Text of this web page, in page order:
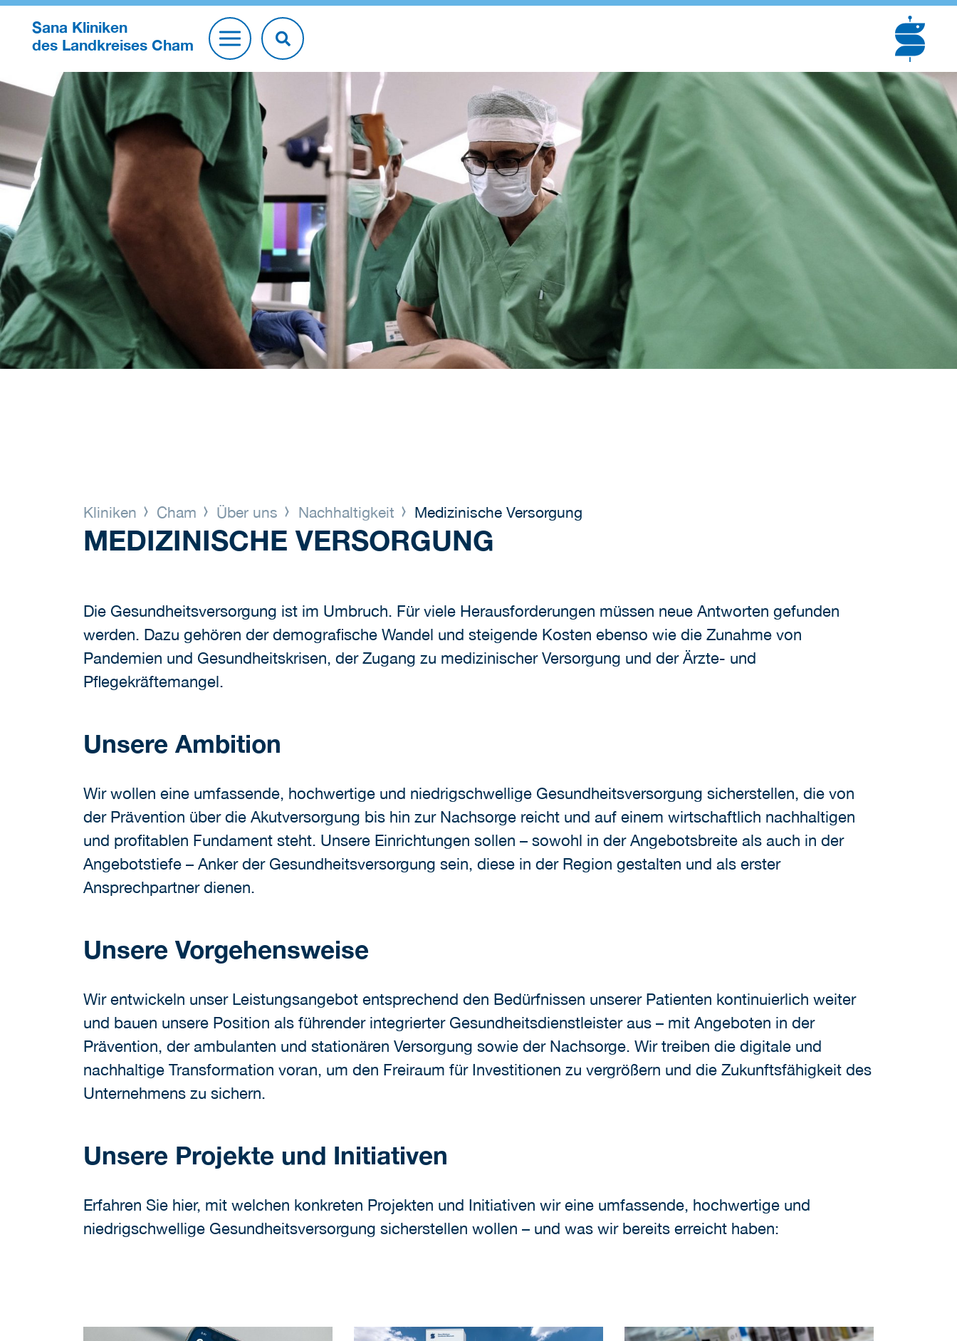
Sana Kliniken
des Landkreises Cham
Kliniken Cham Über uns Nachhaltigkeit Medizinische Versorgung
MEDIZINISCHE VERSORGUNG
Die Gesundheitsversorgung ist im Umbruch. Für viele Herausforderungen müssen neue Antworten gefunden
werden. Dazu gehören der demografische Wandel und steigende Kosten ebenso wie die Zunahme von
Pandemien und Gesundheitskrisen, der Zugang zu medizinischer Versorgung und der Ärzte- und
Pflegekräftemangel.
Unsere Ambition
Wir wollen eine umfassende, hochwertige und niedrigschwellige Gesundheitsversorgung sicherstellen, die von
der Prävention über die Akutversorgung bis hin zur Nachsorge reicht und auf einem wirtschaftlich nachhaltigen
und profitablen Fundament steht. Unsere Einrichtungen sollen – sowohl in der Angebotsbreite als auch in der
Angebotstiefe – Anker der Gesundheitsversorgung sein, diese in der Region gestalten und als erster
Ansprechpartner dienen.
Unsere Vorgehensweise
Wir entwickeln unser Leistungsangebot entsprechend den Bedürfnissen unserer Patienten kontinuierlich weiter
und bauen unsere Position als führender integrierter Gesundheitsdienstleister aus – mit Angeboten in der
Prävention, der ambulanten und stationären Versorgung sowie der Nachsorge. Wir treiben die digitale und
nachhaltige Transformation voran, um den Freiraum für Investitionen zu vergrößern und die Zukunftsfähigkeit des
Unternehmens zu sichern.
Unsere Projekte und Initiativen
Erfahren Sie hier, mit welchen konkreten Projekten und Initiativen wir eine umfassende, hochwertige und
niedrigschwellige Gesundheitsversorgung sicherstellen wollen – und was wir bereits erreicht haben: